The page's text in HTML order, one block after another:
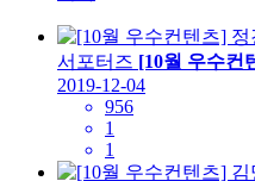
서포터즈 [10월 우수컨
2019-12-04
956
1
1